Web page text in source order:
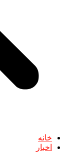
خانه
اخبار